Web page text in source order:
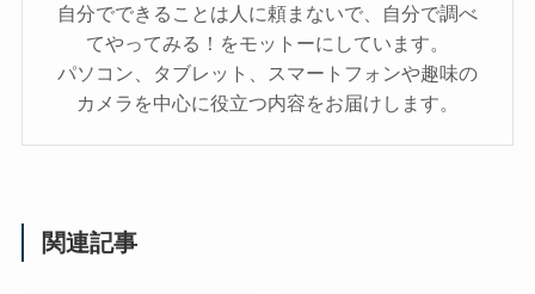
自分でできることは人に頼まないで、自分で調べ
てやってみる！をモットーにしています。
パソコン、タブレット、スマートフォンや趣味の
カメラを中心に役立つ内容をお届けします。
関連記事